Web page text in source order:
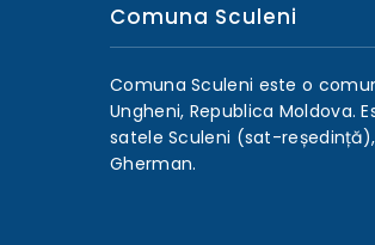
Comuna Sculeni
Comuna Sculeni este o
Ungheni, Republica Moldova.
satele Sculeni (sat-reședință),
Gherman.